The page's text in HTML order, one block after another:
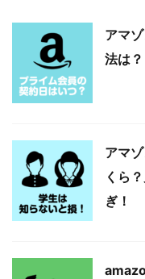
アマ
法は？
アマ
くら
ぎ！